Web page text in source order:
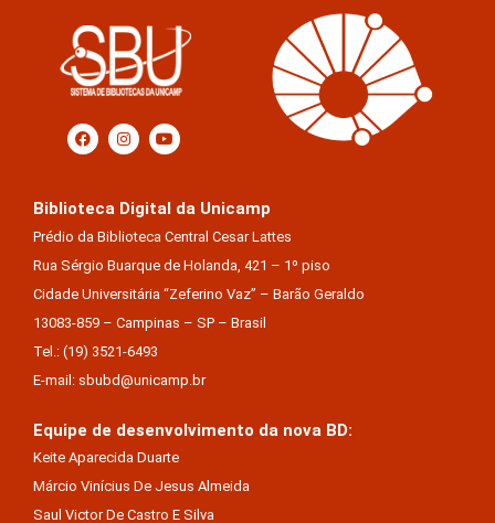
Biblioteca Digital da Unicamp
Prédio da Biblioteca Central Cesar Lattes
Rua Sérgio Buarque de Holanda, 421 – 1º piso
Cidade Universitária “Zeferino Vaz” – Barão Geraldo
13083-859 – Campinas – SP – Brasil
Tel.: (19) 3521-6493
E-mail: sbubd@unicamp.br
Equipe de desenvolvimento da nova BD:
Keite Aparecida Duarte
Márcio Vinícius De Jesus Almeida
Saul Victor De Castro E Silva